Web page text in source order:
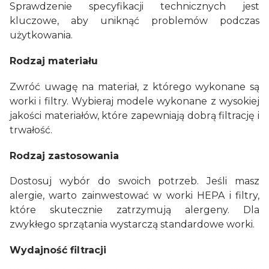
Sprawdzenie specyfikacji technicznych jest
kluczowe, aby uniknąć problemów podczas
użytkowania.
Rodzaj materiału
Zwróć uwagę na materiał, z którego wykonane są
worki i filtry. Wybieraj modele wykonane z wysokiej
jakości materiałów, które zapewniają dobrą filtrację i
trwałość.
Rodzaj zastosowania
Dostosuj wybór do swoich potrzeb. Jeśli masz
alergie, warto zainwestować w worki HEPA i filtry,
które skutecznie zatrzymują alergeny. Dla
zwykłego sprzątania wystarczą standardowe worki.
Wydajność filtracji